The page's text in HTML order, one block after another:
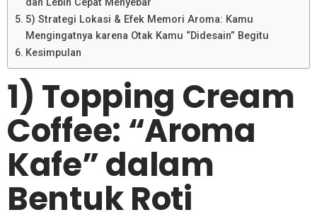
5) Strategi Lokasi & Efek Memori Aroma: Kamu
Mengingatnya karena Otak Kamu “Didesain” Begitu
Kesimpulan
1) Topping Cream
Coffee: “Aroma
Kafe” dalam
Bentuk Roti